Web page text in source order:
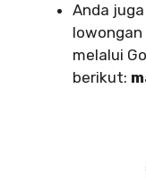
Anda
melalui
berikut: